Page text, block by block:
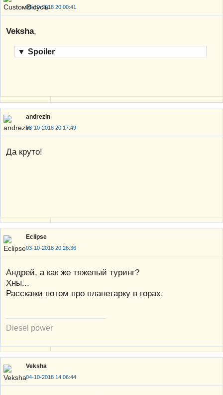
03-10-2018 20:00:41
Veksha,
▼ Spoiler
andrezin
03-10-2018 20:17:49
Да круто!
Eclipse
03-10-2018 20:26:36
Андрей, а как же тяжелый туринг?
Хны...
Расскажи потом про планетарку в горах.
Diesel power
Veksha
04-10-2018 14:06:44